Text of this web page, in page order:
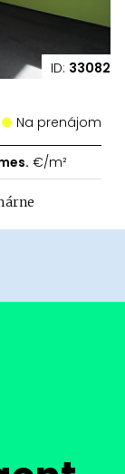
ID: 33082
Na prenájom
€/m²